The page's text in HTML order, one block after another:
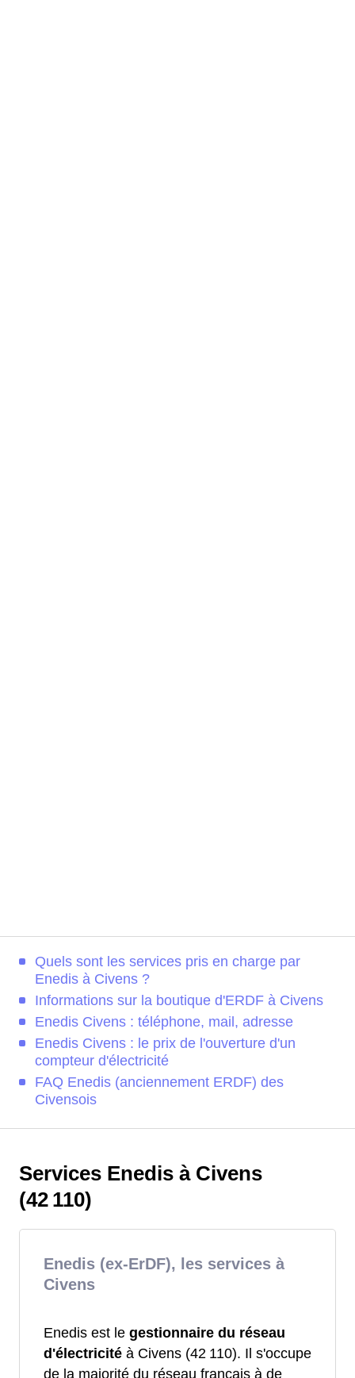
Quels sont les services pris en charge par
Enedis à Civens ?
Informations sur la boutique d'ERDF à Civens
Enedis Civens : téléphone, mail, adresse
Enedis Civens : le prix de l'ouverture d'un
compteur d'électricité
FAQ Enedis (anciennement ERDF) des
Civensois
Services Enedis à Civens
(42 110)
Enedis (ex-ErDF), les services à
Civens
Enedis est le gestionnaire du réseau
d'électricité à Civens (42 110). Il s'occupe
de la majorité du réseau français à de